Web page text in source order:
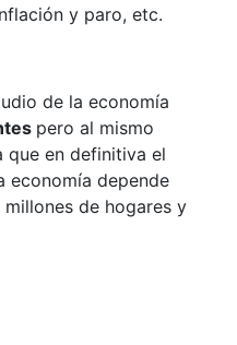
y paro, etc.
de la economía
pero al mismo
que en definitiva el
economía depende
de hogares y